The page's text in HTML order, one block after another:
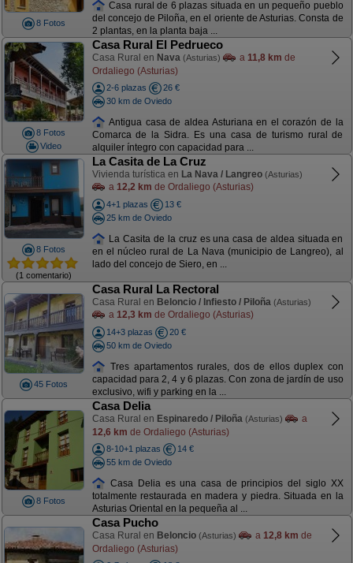
8 Fotos
Casa rural de 6 plazas situada en un pequeño pueblo
del concejo de Piloña, en el oriente de Asturias. Consta de
2 plantas, en la planta baja ...
8 Fotos
Video
Casa Rural El Pedrueco
Casa Rural en Nava (Asturias) a 11,8 km de
Ordaliego (Asturias)
2-6 plazas
26 €
30 km de Oviedo
Antigua casa de aldea Asturiana en el corazón de la
Comarca de la Sidra. Es una casa de turismo rural de
alquiler íntegro con capacidad para ...
8 Fotos
(1 comentario)
La Casita de La Cruz
Vivienda turística en La Nava / Langreo (Asturias)
a 12,2 km de Ordaliego (Asturias)
4+1 plazas
13 €
25 km de Oviedo
La Casita de la cruz es una casa de aldea situada en
en el núcleo rural de La Nava (municipio de Langreo), al
lado del concejo de Siero, en ...
45 Fotos
Casa Rural La Rectoral
Casa Rural en Beloncio / Infiesto / Piloña (Asturias)
a 12,3 km de Ordaliego (Asturias)
14+3 plazas
20 €
50 km de Oviedo
Tres apartamentos rurales, dos de ellos duplex con
capacidad para 2, 4 y 6 plazas. Con zona de jardín de uso
exclusivo, wifi y parking en la ...
8 Fotos
Casa Delia
Casa Rural en Espinaredo / Piloña (Asturias)
a
12,6 km de Ordaliego (Asturias)
8-10+1 plazas
14 €
55 km de Oviedo
Casa Delia es una casa de principios del siglo XX
totalmente restaurada en madera y piedra. Situada en la
Asturias Oriental en la pequeña al ...
Casa Pucho
Casa Rural en Beloncio (Asturias) a 12,8 km de
Ordaliego (Asturias)